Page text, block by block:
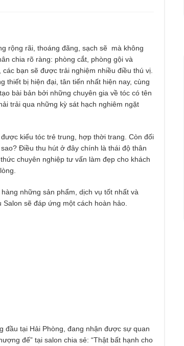
rộng rãi, thoáng đãng, sạch sẽ mà không
chia rõ ràng: phòng cắt, phòng gội và
bạn sẽ được trải nghiệm nhiều điều thú vị.
thiết bị hiện đại, tân tiến nhất hiện nay, cùng
bài bản bởi những chuyên gia về tóc có tên
trải qua những kỳ sát hạch nghiêm ngặt
kiểu tóc trẻ trung, hợp thời trang. Còn đối
Điều thu hút ở đây chính là thái độ thân
chuyên nghiệp tư vấn làm đẹp cho khách
những sản phẩm, dịch vụ tốt nhất và
sẽ đáp ứng một cách hoàn hảo.
đầu tại Hải Phòng, đang nhận được sự quan
đế” tại salon chia sẻ: “Thật bất hạnh cho